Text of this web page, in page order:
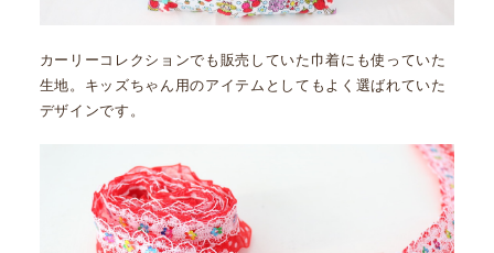
カーリーコレクションでも販売していた巾着にも使っていた
生地。キッズちゃん用のアイテムとしてもよく選ばれていた
デザインです。